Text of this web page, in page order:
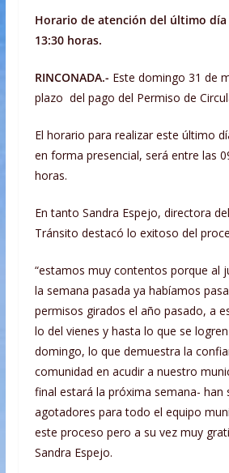
Horario de atención del último día
13:30 horas.
RINCONADA.- Este domingo 31 de
plazo del pago del Permiso de
El horario para realizar este último
en forma presencial, será entre las
horas.
En tanto Sandra Espejo, directora
Tránsito destacó lo exitoso del
“estamos muy contentos porque al
la semana pasada ya habíamos
permisos girados el año pasado, a
lo del vienes y hasta lo que se
domingo, lo que demuestra la
comunidad en acudir a nuestro
final estará la próxima semana- han
agotadores para todo el equipo
este proceso pero a su vez muy
Sandra Espejo.